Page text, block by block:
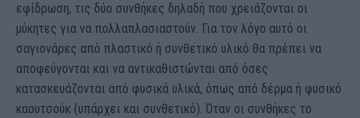
εφίδρωση, τις δύο συνθήκες δηλαδή που χρειάζονται οι
μύκητες για να πολλαπλασιαστούν. Για τον λόγο αυτό οι
σαγιονάρες από πλαστικό ή συνθετικό υλικό θα πρέπει να
αποφεύγονται και να αντικαθιστώνται από όσες
κατασκευάζονται από φυσικά υλικά, όπως από δέρμα ή φυσικό
καουτσούκ (υπάρχει και συνθετικό). Όταν οι συνθήκες το